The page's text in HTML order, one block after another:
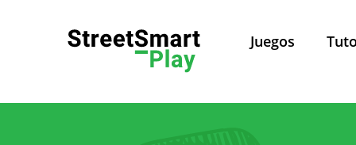
Juegos
Política de Privacidad